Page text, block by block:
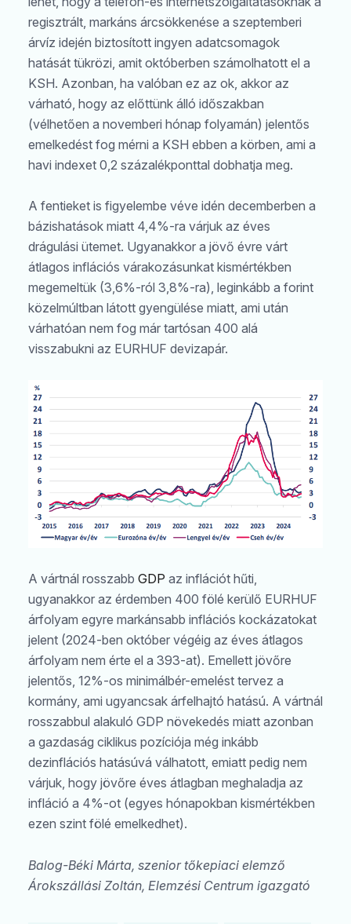
regisztrált, markáns árcsökkenése a szeptemberi
árvíz idején biztosított ingyen adatcsomagok
hatását tükrözi, amit októberben számolhatott el a
KSH. Azonban, ha valóban ez az ok, akkor az
várható, hogy az előttünk álló időszakban
(vélhetően a novemberi hónap folyamán) jelentős
emelkedést fog mérni a KSH ebben a körben, ami a
havi indexet 0,2 százalékponttal dobhatja meg.
A fentieket is figyelembe véve idén decemberben a
bázishatások miatt 4,4%-ra várjuk az éves
drágulási ütemet. Ugyanakkor a jövő évre várt
átlagos inflációs várakozásunkat kismértékben
megemeltük (3,6%-ról 3,8%-ra), leginkább a forint
közelmúltban látott gyengülése miatt, ami után
várhatóan nem fog már tartósan 400 alá
visszabukni az EURHUF devizapár.
A vártnál rosszabb GDP az inflációt hűti,
ugyanakkor az érdemben 400 fölé kerülő EURHUF
árfolyam egyre markánsabb inflációs kockázatokat
jelent (2024-ben október végéig az éves átlagos
árfolyam nem érte el a 393-at). Emellett jövőre
jelentős, 12%-os minimálbér-emelést tervez a
kormány, ami ugyancsak árfelhajtó hatású. A vártnál
rosszabbul alakuló GDP növekedés miatt azonban
a gazdaság ciklikus pozíciója még inkább
dezinflációs hatásúvá válhatott, emiatt pedig nem
várjuk, hogy jövőre éves átlagban meghaladja az
infláció a 4%-ot (egyes hónapokban kismértékben
ezen szint fölé emelkedhet).
Balog-Béki Márta, szenior tőkepiaci elemző
Árokszállási Zoltán, Elemzési Centrum igazgató